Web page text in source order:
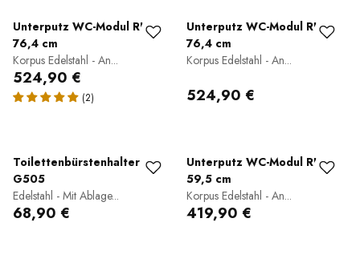
Unterputz WC-Modul RIA
76,4 cm
Korpus Edelstahl - An...
524,90 €
(2)
Unterputz WC-Modul RIA
76,4 cm
Korpus Edelstahl - An...
524,90 €
Toilettenbürstenhalter
G505
Edelstahl - Mit Ablage...
68,90 €
Unterputz WC-Modul RIA
59,5 cm
Korpus Edelstahl - An...
419,90 €